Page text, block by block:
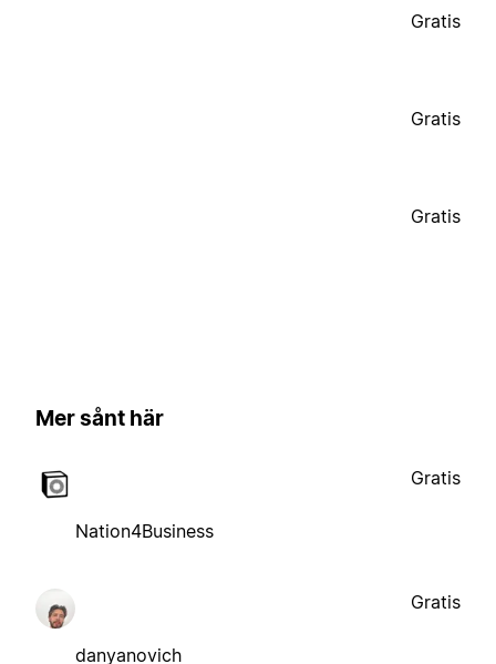
Gratis
Gratis
Gratis
Mer sånt här
Nation4Business
Gratis
danyanovich
Gratis